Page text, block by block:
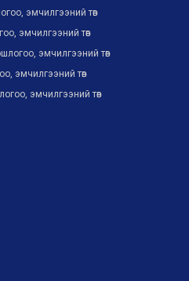
эмчилгээний төв
эмчилгээний төв
эмчилгээний төв
эмчилгээний төв
эмчилгээний төв